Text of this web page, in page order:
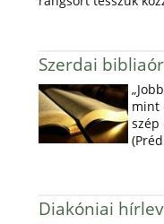
Szerdai
mint
szép
Diakóniai